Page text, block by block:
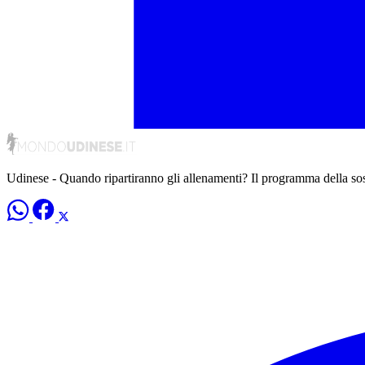
Udinese - Quando ripartiranno gli allenamenti? Il programma della